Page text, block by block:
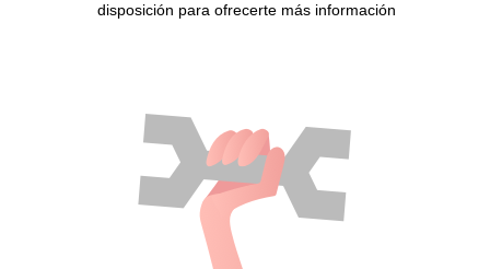
disposición para ofrecerte más información